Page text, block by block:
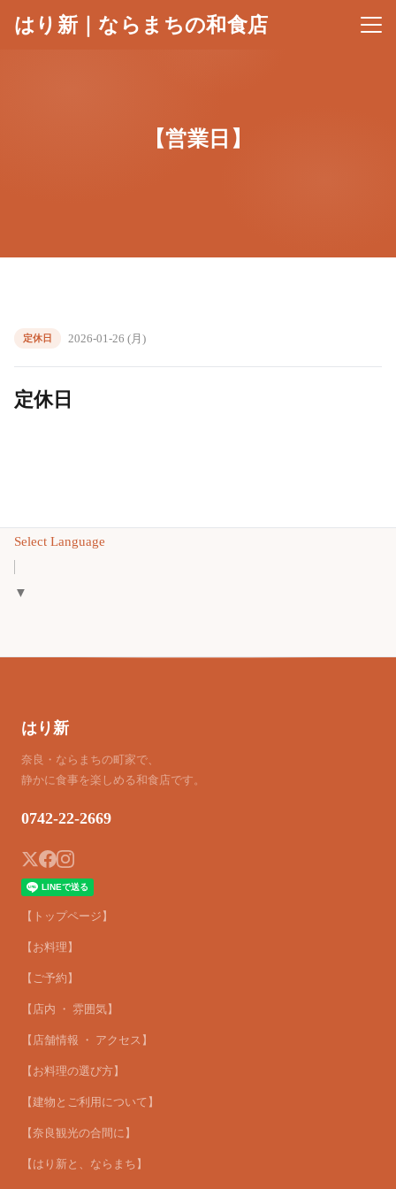
はり新｜ならまちの和食店 メニ
【営業日】
定休日 2026-01-26 (月)
定休日
Select Language
▼
はり新
奈良・ならまちの町家で、
静かに食事を楽しめる和食店です。
0742-22-2669
【トップページ】
【お料理】
【ご予約】
【店内 ・ 雰囲気】
【店舗情報 ・ アクセス】
【お料理の選び方】
【建物とご利用について】
【奈良観光の合間に】
【はり新と、ならまち】